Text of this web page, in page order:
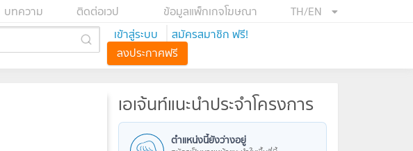
TH/EN
ข้อมูลแพ็กเกจโฆษณา
ติดต่อเวป
บทความ
เข้าสู่ระบบ
สมัครสมาชิก ฟรี!
ลงประกาศฟรี
เอเจ้นท์แนะนำประจำโครงการ
ตำแหน่งนี้ยังว่างอยู่